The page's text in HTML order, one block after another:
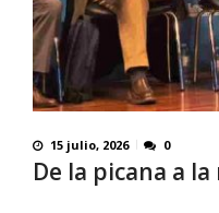
15 julio, 2026 0
De la picana a